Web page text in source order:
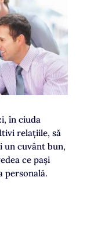
în ciuda
relațiile, să
un cuvânt bun,
ce pași
personală.